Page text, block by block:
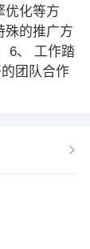
优化等方
殊的推广方
6、 工作踏
团队合作